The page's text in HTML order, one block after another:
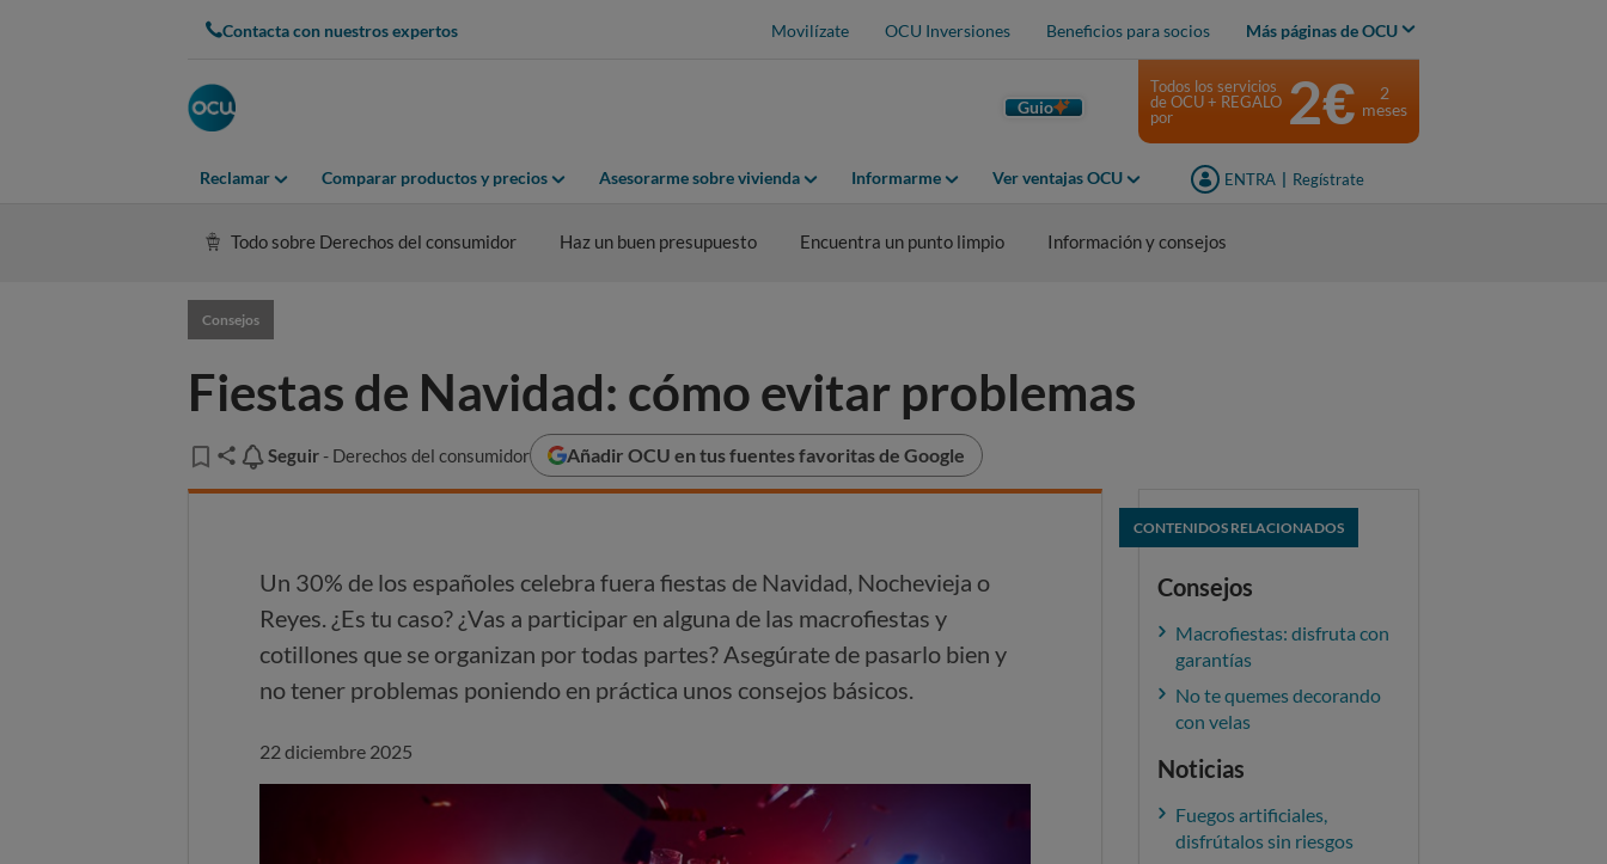
Contacta con nuestros expertos Movilízate OCU Inversiones Beneficios para socios Más páginas de OCU
Guio
Reclamar Comparar productos y precios Asesorarme sobre vivienda Informarme Ver ventajas OCU ENTRA Regístrate
Todos los servicios
de OCU + REGALO
por
2€
2
meses
Todo sobre Derechos del consumidor Haz un buen presupuesto Encuentra un punto limpio Información y consejos
Consejos
Fiestas de Navidad: cómo evitar problemas
Seguir
Seguir - Derechos del consumidor Añadir OCU en tus fuentes favoritas de Google
Un 30% de los españoles celebra fuera fiestas de Navidad, Nochevieja o
Reyes. ¿Es tu caso? ¿Vas a participar en alguna de las macrofiestas y
cotillones que se organizan por todas partes? Asegúrate de pasarlo bien y
no tener problemas poniendo en práctica unos consejos básicos.
22 diciembre 2025
CONTENIDOS RELACIONADOS
Consejos
Macrofiestas: disfruta con
garantías
No te quemes decorando
con velas
Noticias
Fuegos artificiales,
disfrútalos sin riesgos